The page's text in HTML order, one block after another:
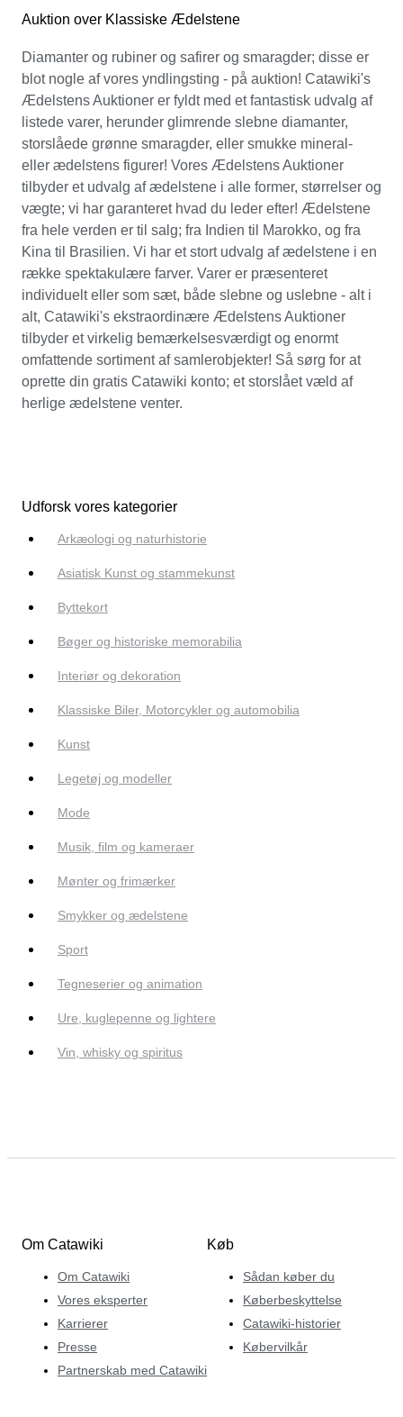
Auktion over Klassiske Ædelstene
Diamanter og rubiner og safirer og smaragder; disse er
blot nogle af vores yndlingsting - på auktion! Catawiki's
Ædelstens Auktioner er fyldt med et fantastisk udvalg af
listede varer, herunder glimrende slebne diamanter,
storslåede grønne smaragder, eller smukke mineral-
eller ædelstens figurer! Vores Ædelstens Auktioner
tilbyder et udvalg af ædelstene i alle former, størrelser og
vægte; vi har garanteret hvad du leder efter! Ædelstene
fra hele verden er til salg; fra Indien til Marokko, og fra
Kina til Brasilien. Vi har et stort udvalg af ædelstene i en
række spektakulære farver. Varer er præsenteret
individuelt eller som sæt, både slebne og uslebne - alt i
alt, Catawiki's ekstraordinære Ædelstens Auktioner
tilbyder et virkelig bemærkelsesværdigt og enormt
omfattende sortiment af samlerobjekter! Så sørg for at
oprette din gratis Catawiki konto; et storslået væld af
herlige ædelstene venter.
Udforsk vores kategorier
Arkæologi og naturhistorie
Asiatisk Kunst og stammekunst
Byttekort
Bøger og historiske memorabilia
Interiør og dekoration
Klassiske Biler, Motorcykler og automobilia
Kunst
Legetøj og modeller
Mode
Musik, film og kameraer
Mønter og frimærker
Smykker og ædelstene
Sport
Tegneserier og animation
Ure, kuglepenne og lightere
Vin, whisky og spiritus
Om Catawiki
Om Catawiki
Vores eksperter
Karrierer
Presse
Partnerskab med Catawiki
Køb
Sådan køber du
Køberbeskyttelse
Catawiki-historier
Købervilkår